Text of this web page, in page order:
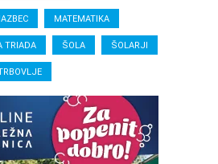
MATEMATIKA
TRIADA ŠOLA ŠOLARJI